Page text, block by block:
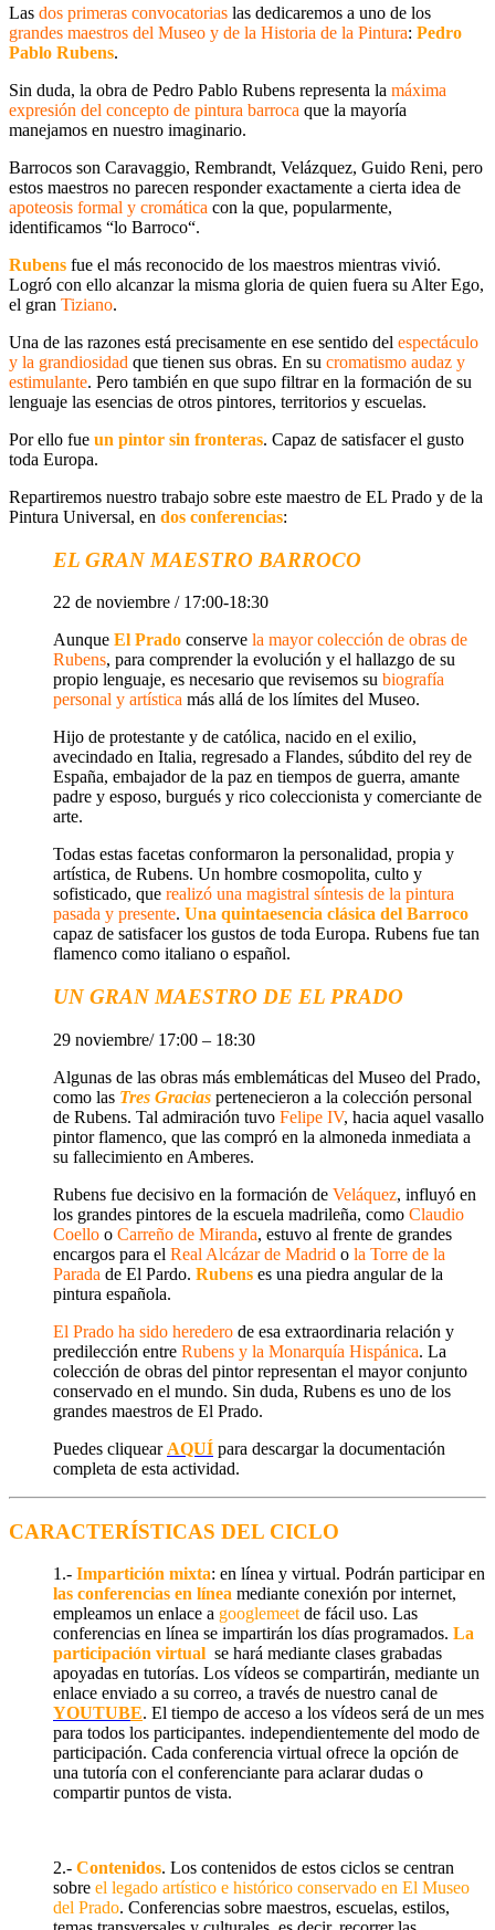
Las dos primeras convocatorias las dedicaremos a uno de los
grandes maestros del Museo y de la Historia de la Pintura: Pedro
Pablo Rubens.
Sin duda, la obra de Pedro Pablo Rubens representa la máxima
expresión del concepto de pintura barroca que la mayoría
manejamos en nuestro imaginario.
Barrocos son Caravaggio, Rembrandt, Velázquez, Guido Reni, pero
estos maestros no parecen responder exactamente a cierta idea de
apoteosis formal y cromática con la que, popularmente,
identificamos “lo Barroco“.
Rubens fue el más reconocido de los maestros mientras vivió.
Logró con ello alcanzar la misma gloria de quien fuera su Alter Ego,
el gran Tiziano.
Una de las razones está precisamente en ese sentido del espectáculo
y la grandiosidad que tienen sus obras. En su cromatismo audaz y
estimulante. Pero también en que supo filtrar en la formación de su
lenguaje las esencias de otros pintores, territorios y escuelas.
Por ello fue un pintor sin fronteras. Capaz de satisfacer el gusto
toda Europa.
Repartiremos nuestro trabajo sobre este maestro de EL Prado y de la
Pintura Universal, en dos conferencias:
EL GRAN MAESTRO BARROCO
22 de noviembre / 17:00-18:30
Aunque El Prado conserve la mayor colección de obras de
Rubens, para comprender la evolución y el hallazgo de su
propio lenguaje, es necesario que revisemos su biografía
personal y artística más allá de los límites del Museo.
Hijo de protestante y de católica, nacido en el exilio,
avecindado en Italia, regresado a Flandes, súbdito del rey de
España, embajador de la paz en tiempos de guerra, amante
padre y esposo, burgués y rico coleccionista y comerciante de
arte.
Todas estas facetas conformaron la personalidad, propia y
artística, de Rubens. Un hombre cosmopolita, culto y
sofisticado, que realizó una magistral síntesis de la pintura
pasada y presente. Una quintaesencia clásica del Barroco
capaz de satisfacer los gustos de toda Europa. Rubens fue tan
flamenco como italiano o español.
UN GRAN MAESTRO DE EL PRADO
29 noviembre/ 17:00 – 18:30
Algunas de las obras más emblemáticas del Museo del Prado,
como las Tres Gracias pertenecieron a la colección personal
de Rubens. Tal admiración tuvo Felipe IV, hacia aquel vasallo
pintor flamenco, que las compró en la almoneda inmediata a
su fallecimiento en Amberes.
Rubens fue decisivo en la formación de Veláquez, influyó en
los grandes pintores de la escuela madrileña, como Claudio
Coello o Carreño de Miranda, estuvo al frente de grandes
encargos para el Real Alcázar de Madrid o la Torre de la
Parada de El Pardo. Rubens es una piedra angular de la
pintura española.
El Prado ha sido heredero de esa extraordinaria relación y
predilección entre Rubens y la Monarquía Hispánica. La
colección de obras del pintor representan el mayor conjunto
conservado en el mundo. Sin duda, Rubens es uno de los
grandes maestros de El Prado.
Puedes cliquear AQUÍ para descargar la documentación
completa de esta actividad.
CARACTERÍSTICAS DEL CICLO
1.- Impartición mixta: en línea y virtual. Podrán participar en
las conferencias en línea mediante conexión por internet,
empleamos un enlace a googlemeet de fácil uso. Las
conferencias en línea se impartirán los días programados. La
participación virtual se hará mediante clases grabadas
apoyadas en tutorías. Los vídeos se compartirán, mediante un
enlace enviado a su correo, a través de nuestro canal de
YOUTUBE. El tiempo de acceso a los vídeos será de un mes
para todos los participantes. independientemente del modo de
participación. Cada conferencia virtual ofrece la opción de
una tutoría con el conferenciante para aclarar dudas o
compartir puntos de vista.
2.- Contenidos. Los contenidos de estos ciclos se centran
sobre el legado artístico e histórico conservado en El Museo
del Prado. Conferencias sobre maestros, escuelas, estilos,